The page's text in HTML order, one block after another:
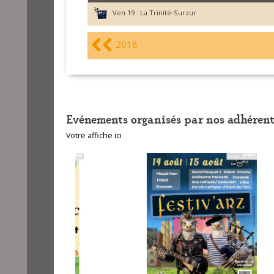
Ven 19 : La Trinité-Surzur
2018
Evénements organisés par nos
Votre affiche ici